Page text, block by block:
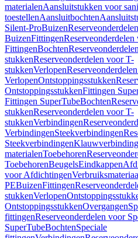
materialenAansluitstukken voor
toestellenAansluitbochten
Silent-ProBuizen
BuizenFittingenReserveonderdelen
FittingenBochten
stukkenReserveonderdelen voor T-
stukkenVerlopen
VerlopenOntstoppingsstukken
OntstoppingsstukkenFittingen
Fittingen SuperTubeBochten
stukkenReserveonderdelen voor T-
stukkenVerbindingen
VerbindingenSteekverbindingen
Steekverbindingen
materialenToebehoren
ToebehorenBeugelsEindkappen
voor Afdichtingen
PEBuizenFittingen
stukkenVerlopen
OntstoppingsstukkenOvergangen
fittingenReserveonderdelen voor
SuperTubeBochtenSpeciale